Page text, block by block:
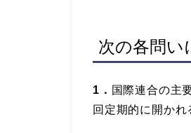
次の各問い
1． 国際連合の主
回定期的に開かれ